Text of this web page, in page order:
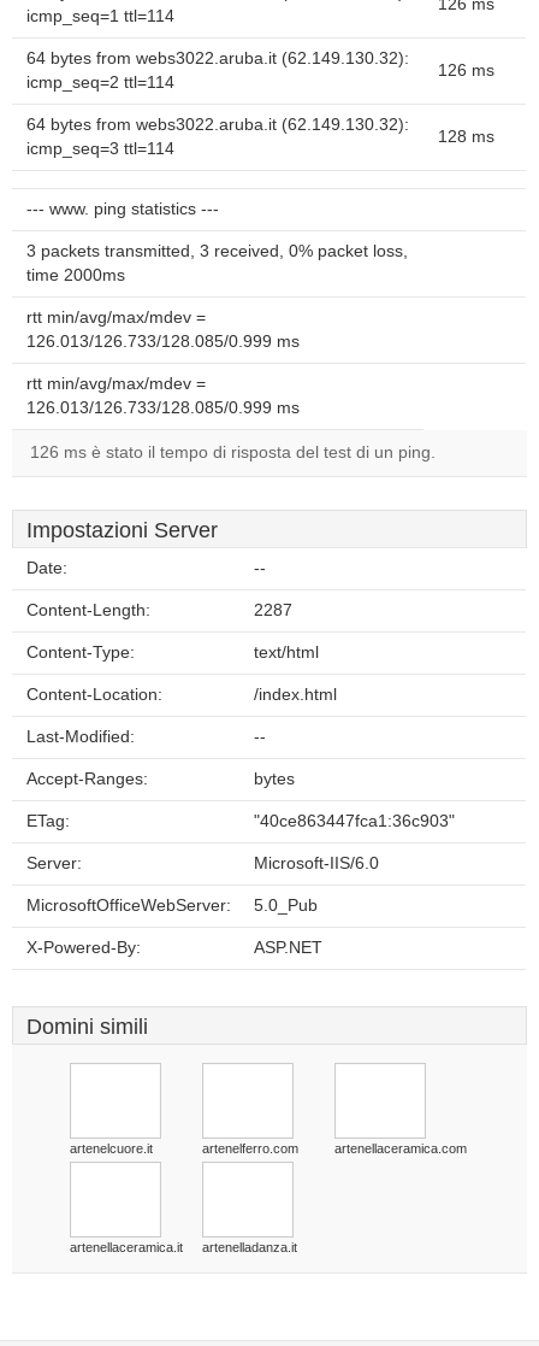
icmp_seq=1 ttl=114
126 ms
64 bytes from webs3022.aruba.it (62.149.130.32):
icmp_seq=2 ttl=114
126 ms
64 bytes from webs3022.aruba.it (62.149.130.32):
icmp_seq=3 ttl=114
128 ms
--- www. ping statistics ---
3 packets transmitted, 3 received, 0% packet loss,
time 2000ms
rtt min/avg/max/mdev =
126.013/126.733/128.085/0.999 ms
rtt min/avg/max/mdev =
126.013/126.733/128.085/0.999 ms
126 ms è stato il tempo di risposta del test di un ping.
Impostazioni Server
Date: --
Content-Length: 2287
Content-Type: text/html
Content-Location: /index.html
Last-Modified: --
Accept-Ranges: bytes
ETag: "40ce863447fca1:36c903"
Server: Microsoft-IIS/6.0
MicrosoftOfficeWebServer: 5.0_Pub
X-Powered-By: ASP.NET
Domini simili
artenelcuore.it artenelferro.com artenellaceramica.com
artenellaceramica.it artenelladanza.it